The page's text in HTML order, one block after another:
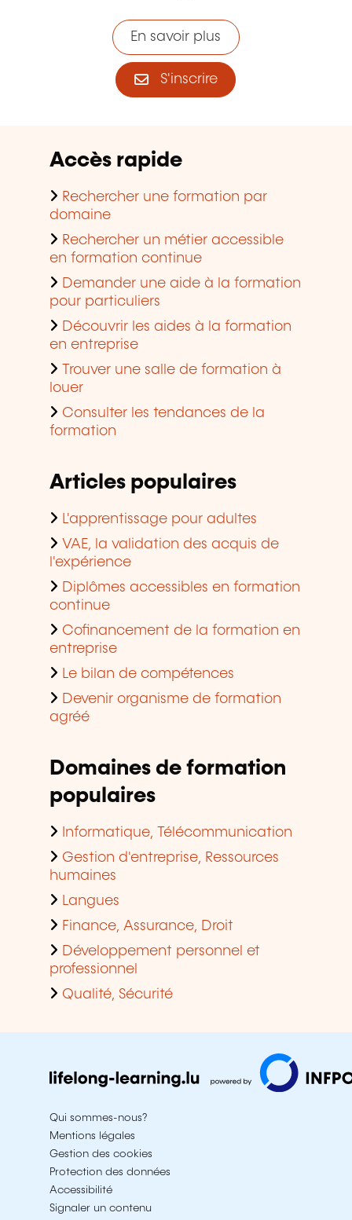
En savoir plus
S'inscrire
Accès rapide
Rechercher une formation par
domaine
Rechercher un métier accessible
en formation continue
Demander une aide à la formation
pour particuliers
Découvrir les aides à la formation
en entreprise
Trouver une salle de formation à
louer
Consulter les tendances de la
formation
Articles populaires
L'apprentissage pour adultes
VAE, la validation des acquis de
l'expérience
Diplômes accessibles en formation
continue
Cofinancement de la formation en
entreprise
Le bilan de compétences
Devenir organisme de formation
agréé
Domaines de formation
populaires
Informatique, Télécommunication
Gestion d'entreprise, Ressources
humaines
Langues
Finance, Assurance, Droit
Développement personnel et
professionnel
Qualité, Sécurité
Qui sommes-nous?
Mentions légales
Gestion des cookies
Protection des données
Accessibilité
Signaler un contenu